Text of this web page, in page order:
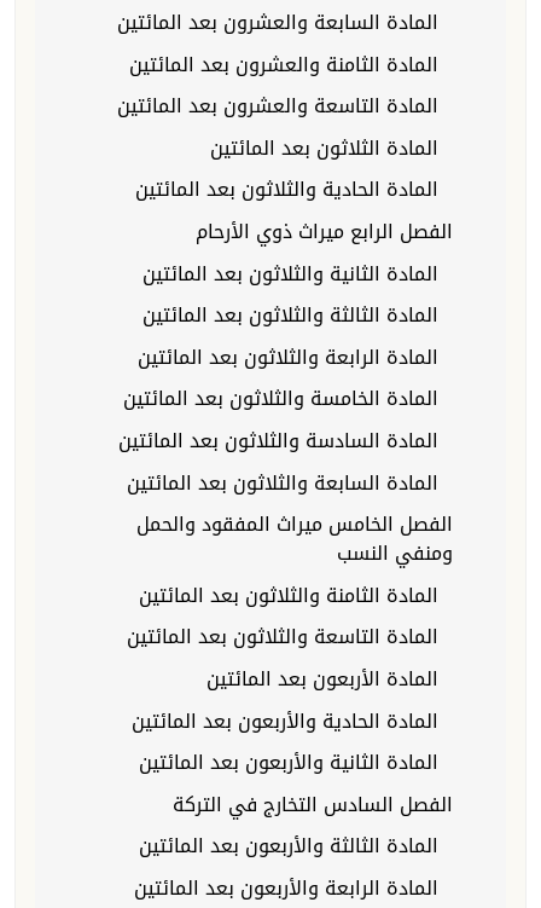
المادة السابعة والعشرون بعد المائتين
المادة الثامنة والعشرون بعد المائتين
المادة التاسعة والعشرون بعد المائتين
المادة الثلاثون بعد المائتين
المادة الحادية والثلاثون بعد المائتين
الفصل الرابع ميراث ذوي الأرحام
المادة الثانية والثلاثون بعد المائتين
المادة الثالثة والثلاثون بعد المائتين
المادة الرابعة والثلاثون بعد المائتين
المادة الخامسة والثلاثون بعد المائتين
المادة السادسة والثلاثون بعد المائتين
المادة السابعة والثلاثون بعد المائتين
الفصل الخامس ميراث المفقود والحمل
ومنفي النسب
المادة الثامنة والثلاثون بعد المائتين
المادة التاسعة والثلاثون بعد المائتين
المادة الأربعون بعد المائتين
المادة الحادية والأربعون بعد المائتين
المادة الثانية والأربعون بعد المائتين
الفصل السادس التخارج في التركة
المادة الثالثة والأربعون بعد المائتين
المادة الرابعة والأربعون بعد المائتين